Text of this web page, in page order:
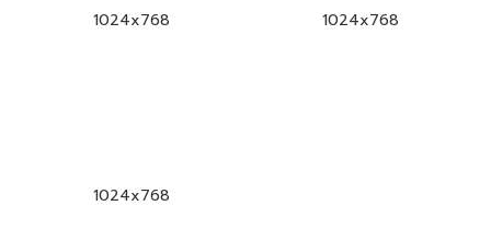
1024x768 1024x768
1024x768